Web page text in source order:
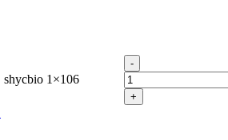
shycbio 1×106
-
+